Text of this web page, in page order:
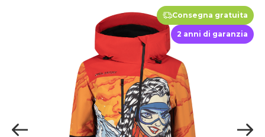
Consegna gratuita
2 anni di garanzia